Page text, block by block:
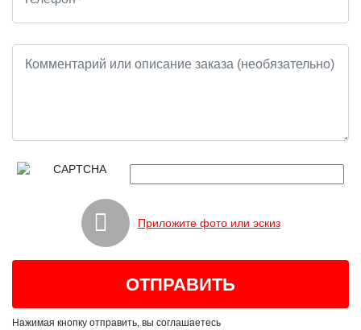
Приложите фото или эскиз
Нажимая кнопку отправить, вы соглашаетесь